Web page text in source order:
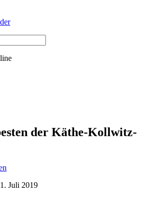
der Käthe-Kollwitz-
Juli 2019